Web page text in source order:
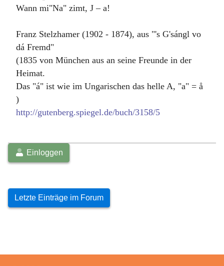
Wann mi"Na" zimt, J – a!
Franz Stelzhamer (1902 - 1874), aus "'s G'sángl vo
dá Fremd"
(1835 von München aus an seine Freunde in der
Heimat.
Das "á" ist wie im Ungarischen das helle A, "a" = å
)
http://gutenberg.spiegel.de/buch/3158/5
Einloggen
Letzte Einträge im Forum